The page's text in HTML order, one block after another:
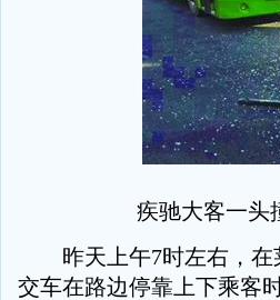
疾驰大客一头
昨天上午7时左右，在
交车在路边停靠上下乘客